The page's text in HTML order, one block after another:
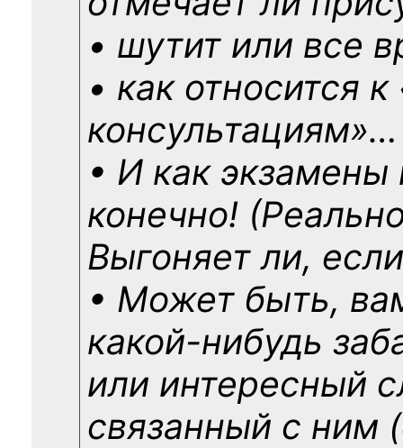
• шутит или все
• как относится
консультациям»…
• И как экзамены
конечно!
Выгоняет ли,
• Может быть,
какой-нибудь
или интересный
связанный с ним